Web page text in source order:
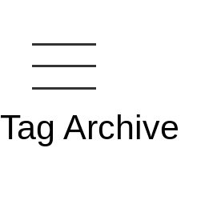
Tag Archive